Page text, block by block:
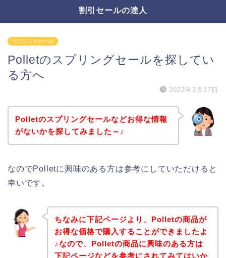
割引セールの達人
スプリングセール
Polletのスプリングセールを探してい
る方へ
2022年3月17日
Polletのスプリングセールなどお得な情報
がないかを探してみました～♪
なのでPolletに興味のある方は参考にしていただけると
幸いです。
ちなみに下記ページより、Polletの商品が
お得な価格で購入することができましたよ
♪なので、Polletの商品に興味のある方は
下記ページなどを参考にされてみてはいか